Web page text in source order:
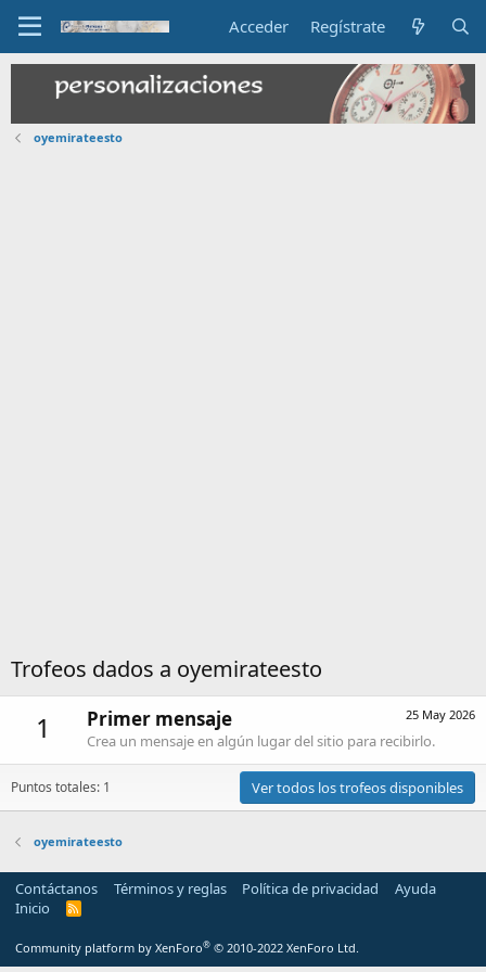
Acceder Regístrate
oyemirateesto
Trofeos dados a oyemirateesto
1 25 May 2026
Primer mensaje
Crea un mensaje en algún lugar del sitio para recibirlo.
Puntos totales: 1 Ver todos los trofeos disponibles
oyemirateesto
Contáctanos Términos y reglas Política de privacidad
Ayuda
Inicio
R
Community platform by XenForo® © 2010-2022 XenForo Ltd.